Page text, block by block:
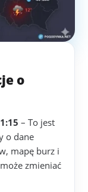
o
– To jest
o dane
mapę burz i
zmieniać